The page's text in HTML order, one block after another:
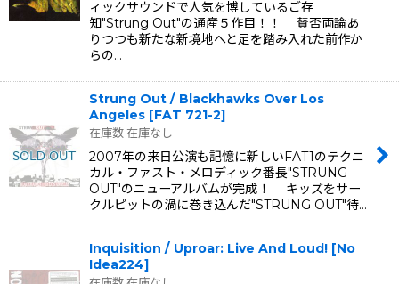
ィックサウンドで人気を博しているご存
知"Strung Out"の通産５作目！！ 賛否両論あ
りつつも新たな新境地へと足を踏み入れた前作か
らの…
Strung Out / Blackhawks Over Los
Angeles [FAT 721-2]
在庫数 在庫なし
2007年の来日公演も記憶に新しいFAT1のテクニ
カル・ファスト・メロディック番長"STRUNG
OUT"のニューアルバムが完成！ キッズをサー
クルピットの渦に巻き込んだ"STRUNG OUT"待…
Inquisition / Uproar: Live And Loud! [No
Idea224]